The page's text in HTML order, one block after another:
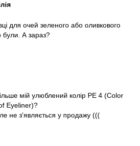
для очей зеленого або оливкового
були. А зараз?
мій улюблений колір PE 4 (Color
Eyeliner)?
не з'являється у продажу (((